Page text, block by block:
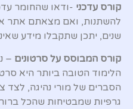
קורס עדכני -ודאו שהחומר
להשתנות, ואם מצאתם אתר
שנים, יתכן שתקבלו מידע
קורס המבוסס על סרטונים –
הלימוד הטובה ביותר היא
הסברים של מורי נהיגה,
גרפיות שמבטיחות שהכל